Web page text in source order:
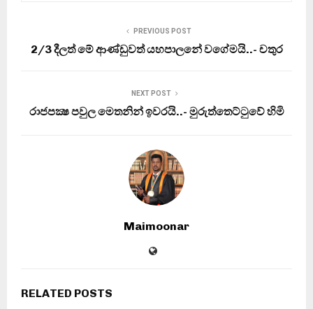
PREVIOUS POST
2/3 දීලත් මේ ආණ්ඩුවත් යහපාලනේ වගේමයි..- චතුර
NEXT POST
රාජපක්‍ෂ පවුල මෙතනින් ඉවරයි..- මුරුත්තෙට්ටුවේ හිමි
Maimoonar
RELATED POSTS